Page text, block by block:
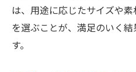
初心者でも安心
静岡市の環境に
は、用途に応じたサイズや
を選ぶことが、満足のいく
す。